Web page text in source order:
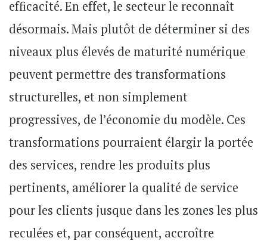
efficacité. En effet, le secteur le reconnaît
désormais. Mais plutôt de déterminer si des
niveaux plus élevés de maturité numérique
peuvent permettre des transformations
structurelles, et non simplement
progressives, de l’économie du modèle. Ces
transformations pourraient élargir la portée
des services, rendre les produits plus
pertinents, améliorer la qualité de service
pour les clients jusque dans les zones les plus
reculées et, par conséquent, accroître